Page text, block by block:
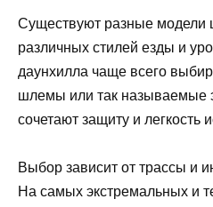
Существуют разные
различных стилей езды и
даунхилла чаще всего
шлемы или так называемые
сочетают защиту и легкость
Выбор зависит от трассы и
На самых экстремальных и